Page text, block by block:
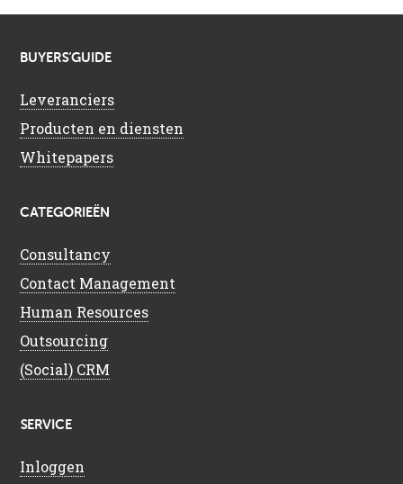
BUYERS’GUIDE
Leveranciers
Producten en diensten
Whitepapers
CATEGORIEËN
Consultancy
Contact Management
Human Resources
Outsourcing
(Social) CRM
SERVICE
Inloggen